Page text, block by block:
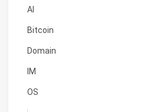
AI
Bitcoin
Domain
IM
OS